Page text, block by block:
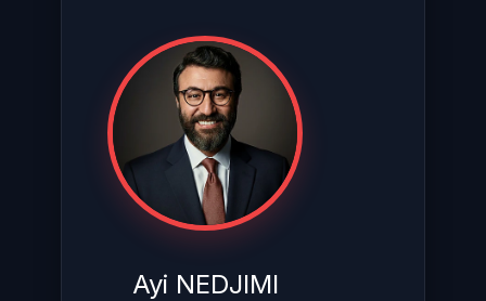
Ayi NEDJIMI